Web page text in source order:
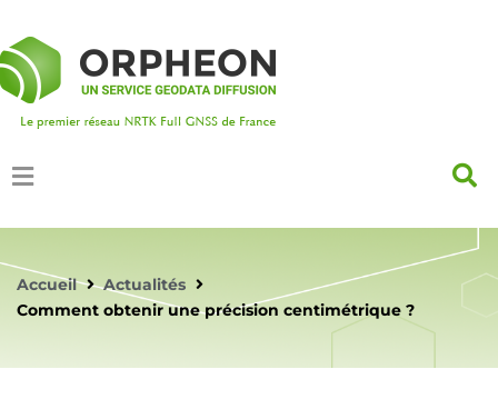
Accueil
Actualités
Comment obtenir une précision centimétrique ?